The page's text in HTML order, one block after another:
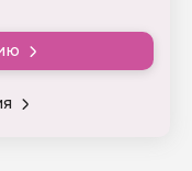
по Пскову, но и